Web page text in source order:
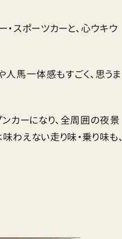
スポーツカーと、心ウキウ
人馬一体感もすごく、思うま
ンカーになり、全周囲の夜景
わえない走り味・乗り味も、